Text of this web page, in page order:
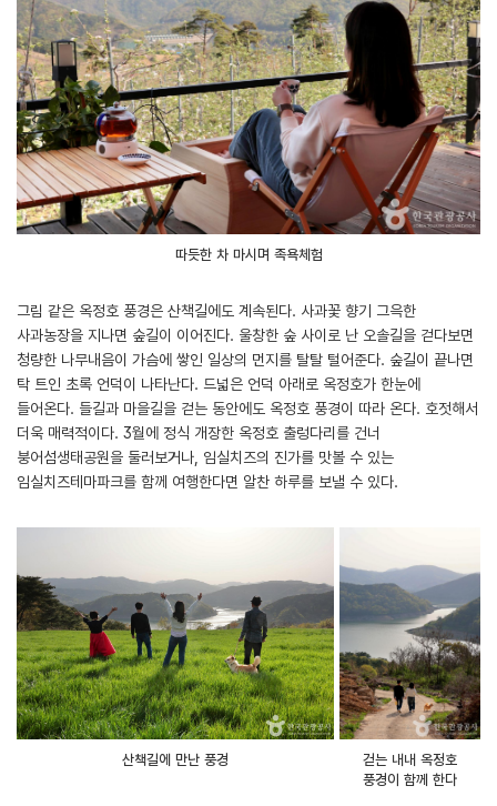
따듯한 차 마시며 족욕체험
그림 같은 옥정호 풍경은 산책길에도 계속된다. 사과꽃 향기 그윽한
사과농장을 지나면 숲길이 이어진다. 울창한 숲 사이로 난 오솔길을 걷다보면
청량한 나무내음이 가슴에 쌓인 일상의 먼지를 탈탈 털어준다. 숲길이 끝나면
탁 트인 초록 언덕이 나타난다. 드넓은 언덕 아래로 옥정호가 한눈에
들어온다. 들길과 마을길을 걷는 동안에도 옥정호 풍경이 따라 온다. 호젓해서
더욱 매력적이다. 3월에 정식 개장한 옥정호 출렁다리를 건너
붕어섬생태공원을 둘러보거나, 임실치즈의 진가를 맛볼 수 있는
임실치즈테마파크를 함께 여행한다면 알찬 하루를 보낼 수 있다.
산책길에 만난 풍경
걷는 내내 옥정호
풍경이 함께 한다